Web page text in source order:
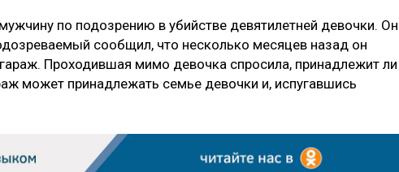
по подозрению в убийстве девятилетней девочки. Он
сообщил, что несколько месяцев назад он
Проходившая мимо девочка спросила, принадлежит ли
может принадлежать семье девочки и, испугавшись